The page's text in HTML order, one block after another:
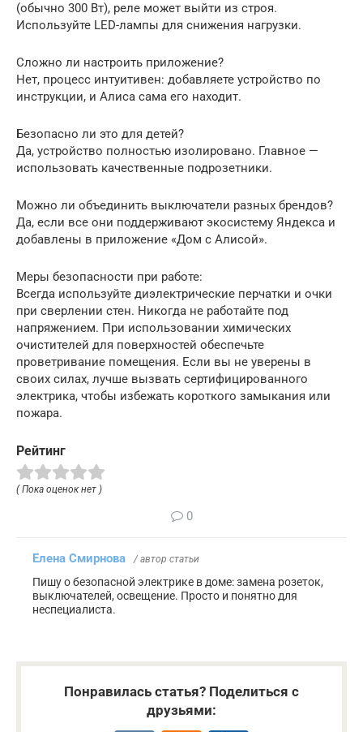
(обычно 300 Вт), реле может выйти из строя.
Используйте LED-лампы для снижения нагрузки.
Сложно ли настроить приложение?
Нет, процесс интуитивен: добавляете устройство по
инструкции, и Алиса сама его находит.
Безопасно ли это для детей?
Да, устройство полностью изолировано. Главное —
использовать качественные подрозетники.
Можно ли объединить выключатели разных брендов?
Да, если все они поддерживают экосистему Яндекса и
добавлены в приложение «Дом с Алисой».
Меры безопасности при работе:
Всегда используйте диэлектрические перчатки и очки
при сверлении стен. Никогда не работайте под
напряжением. При использовании химических
очистителей для поверхностей обеспечьте
проветривание помещения. Если вы не уверены в
своих силах, лучше вызвать сертифицированного
электрика, чтобы избежать короткого замыкания или
пожара.
Рейтинг
( Пока оценок нет )
0
Елена Смирнова / автор статьи
Пишу о безопасной электрике в доме: замена розеток,
выключателей, освещение. Просто и понятно для
неспециалиста.
Понравилась статья? Поделиться с
друзьями: